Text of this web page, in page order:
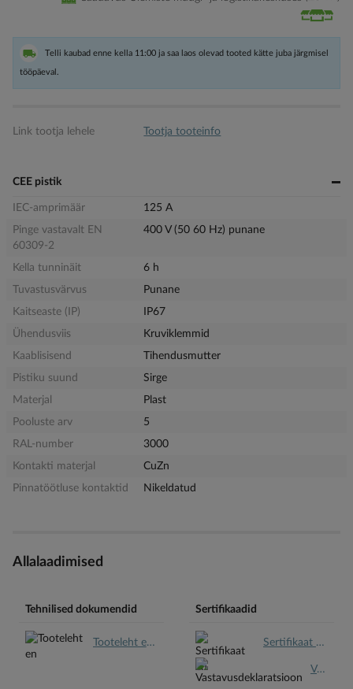
Telli kaubad enne kella 11:00 ja saa laos olevad tooted kätte juba järgmisel
tööpäeval.
Link tootja lehele Tootja tooteinfo
CEE pistik
IEC-amprimäär
125 A
Pinge vastavalt EN
60309-2
400 V (50 60 Hz) punane
Kella tunninäit
6 h
Tuvastusvärvus
Punane
Kaitseaste (IP)
IP67
Ühendusviis
Kruviklemmid
Kaablisisend
Tihendusmutter
Pistiku suund
Sirge
Materjal
Plast
Pooluste arv
5
RAL-number
3000
Kontakti materjal
CuZn
Pinnatöötluse kontaktid
Nikeldatud
Allalaadimised
Tehnilised dokumendid
Tooteleht en.pdf
Sertifikaadid
Sertifikaat en.pdf
Vastavusdeklaratsioon en.pdf